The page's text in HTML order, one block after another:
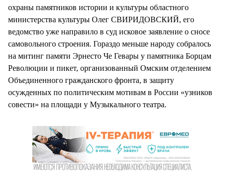
охраны памятников истории и культуры областного
министерства культуры Олег СВИРИДОВСКИЙ, его
ведомство уже направило в суд исковое заявление о сносе
самовольного строения. Гораздо меньше народу собралось
на митинг памяти Эрнесто Че Гевары у памятника Борцам
Революции и пикет, организованный Омским отделением
Объединенного гражданского фронта, в защиту
осужденных по политическим мотивам в России «узников
совести» на площади у Музыкального театра.